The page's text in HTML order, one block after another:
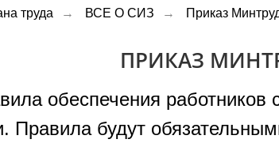
труда → ВСЕ О СИЗ → Приказ
ПРИКАЗ
обеспечения
Правила будут